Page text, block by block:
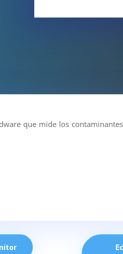
que mide los